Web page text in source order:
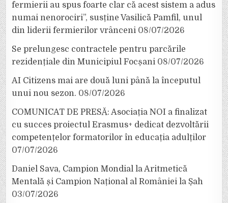
fermierii au spus foarte clar că acest sistem a adus
numai nenorociri”, susține Vasilică Pamfil, unul
din liderii fermierilor vrânceni 08/07/2026
Se prelungesc contractele pentru parcările
rezidențiale din Municipiul Focșani 08/07/2026
AI Citizens mai are două luni până la începutul
unui nou sezon. 08/07/2026
COMUNICAT DE PRESĂ: Asociația NOI a finalizat
cu succes proiectul Erasmus+ dedicat dezvoltării
competențelor formatorilor în educația adulților
07/07/2026
Daniel Sava, Campion Mondial la Aritmetică
Mentală și Campion Național al României la Șah
03/07/2026